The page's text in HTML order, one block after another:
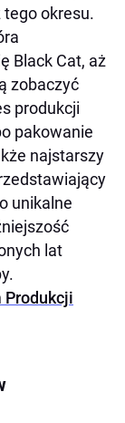
okresu.
Black Cat, aż
zobaczyć
produkcji
pakowanie
najstarszy
unikalne
lat
Produkcji